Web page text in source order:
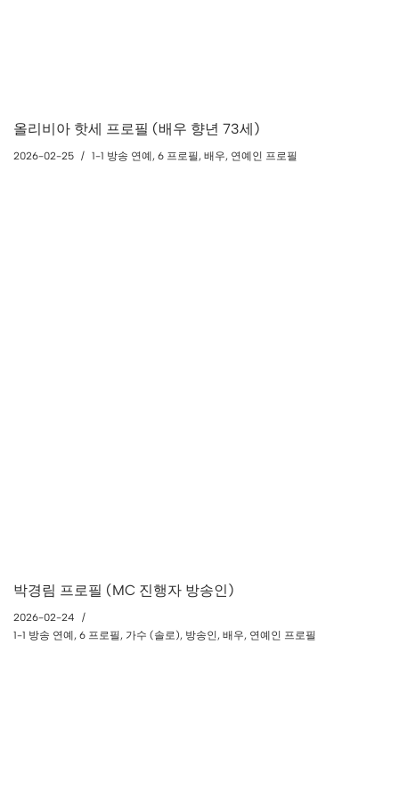
올리비아 핫세 프로필 (배우 향년 73세)
2026-02-25 1-1 방송 연예, 6 프로필, 배우, 연예인 프로필
박경림 프로필 (MC 진행자 방송인)
2026-02-24
1-1 방송 연예, 6 프로필, 가수 (솔로), 방송인, 배우, 연예인 프로필